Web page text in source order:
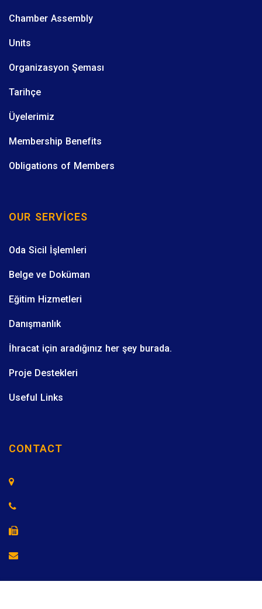
Chamber Assembly
Units
Organizasyon Şeması
Tarihçe
Üyelerimiz
Membership Benefits
Obligations of Members
OUR SERVICES
Oda Sicil İşlemleri
Belge ve Doküman
Eğitim Hizmetleri
Danışmanlık
İhracat için aradığınız her şey burada.
Proje Destekleri
Useful Links
CONTACT